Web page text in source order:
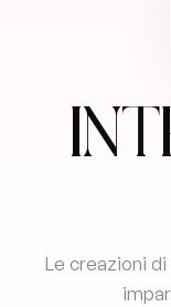
Le creazioni